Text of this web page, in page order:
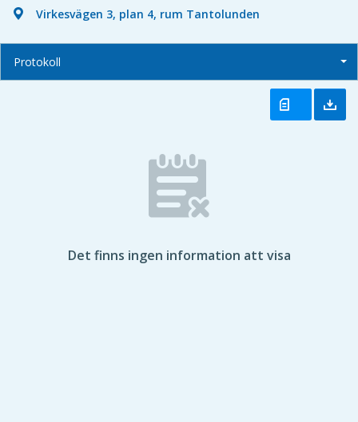
Virkesvägen 3, plan 4, rum Tantolunden
Protokoll
Det finns ingen information att visa